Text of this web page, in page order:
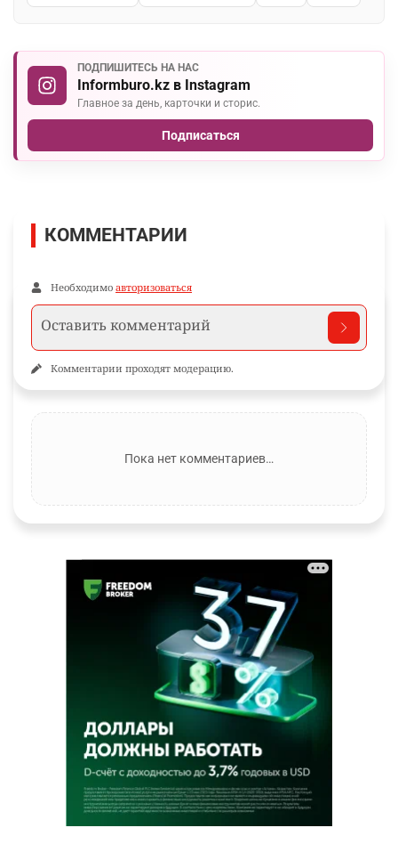
ПОДПИШИТЕСЬ НА НАС
Informburo.kz в Instagram
Главное за день, карточки и сторис.
Подписаться
КОММЕНТАРИИ
Необходимо авторизоваться
Комментарии проходят модерацию.
Пока нет комментариев…